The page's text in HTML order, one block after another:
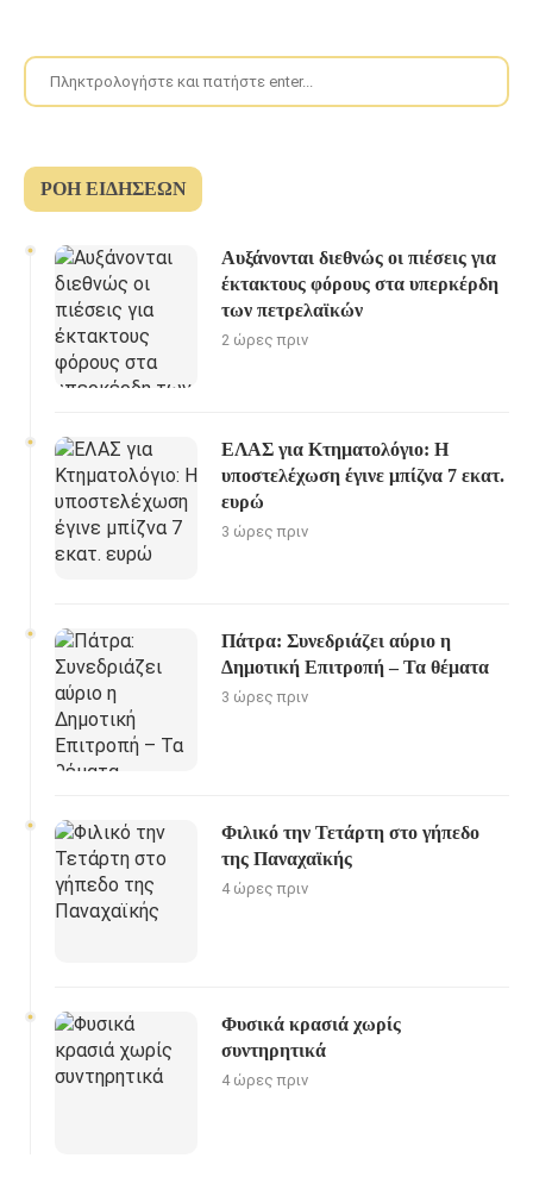
ΡΟΉ ΕΙΔΉΣΕΩΝ
Αυξάνονται διεθνώς οι πιέσεις για
έκτακτους φόρους στα υπερκέρδη
των πετρελαϊκών
2 ώρες πριν
ΕΛΑΣ για Κτηματολόγιο: Η
υποστελέχωση έγινε μπίζνα 7 εκατ.
ευρώ
3 ώρες πριν
Πάτρα: Συνεδριάζει αύριο η
Δημοτική Επιτροπή – Τα θέματα
3 ώρες πριν
Φιλικό την Τετάρτη στο γήπεδο
της Παναχαϊκής
4 ώρες πριν
Φυσικά κρασιά χωρίς
συντηρητικά
4 ώρες πριν